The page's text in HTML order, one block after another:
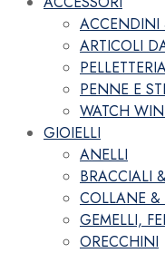
ACCENDINI
ARTICOLI
PENNE E
WATCH
GIOIELLI
ANELLI
BRACCIALI
COLLANE &
GEMELLI,
ORECCHINI